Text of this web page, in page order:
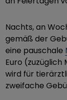
Nachts, an
gemäß der
eine pauschale
Euro (zuzüglich
wird für
zweifache